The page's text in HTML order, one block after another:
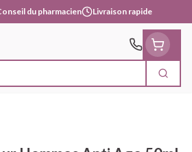
du pharmacien Livraison rapide